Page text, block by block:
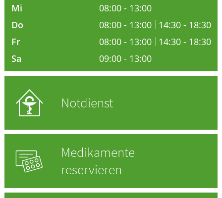
HOMÖOPATHIE
ELTERN UND KIND
Mi
08:00 - 13:00
Do
08:00 - 13:00
14:30 - 18:30
Fr
08:00 - 13:00
14:30 - 18:30
Sa
09:00 - 13:00
Notdienst
Medikamente
reservieren